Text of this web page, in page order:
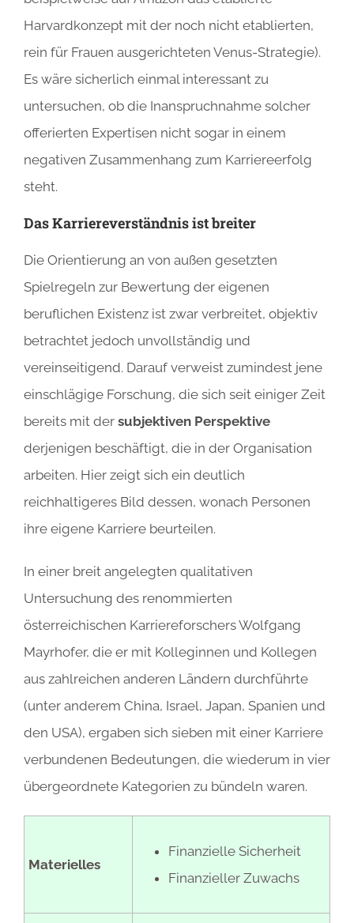
Harvardkonzept mit der noch nicht etablierten,
rein für Frauen ausgerichteten Venus-Strategie).
Es wäre sicherlich einmal interessant zu
untersuchen, ob die Inanspruchnahme solcher
offerierten Expertisen nicht sogar in einem
negativen Zusammenhang zum Karriereerfolg
steht.
Das Karriereverständnis ist breiter
Die Orientierung an von außen gesetzten
Spielregeln zur Bewertung der eigenen
beruflichen Existenz ist zwar verbreitet, objektiv
betrachtet jedoch unvollständig und
vereinseitigend. Darauf verweist zumindest jene
einschlägige Forschung, die sich seit einiger Zeit
bereits mit der subjektiven Perspektive
derjenigen beschäftigt, die in der Organisation
arbeiten. Hier zeigt sich ein deutlich
reichhaltigeres Bild dessen, wonach Personen
ihre eigene Karriere beurteilen.
In einer breit angelegten qualitativen
Untersuchung des renommierten
österreichischen Karriereforschers Wolfgang
Mayrhofer, die er mit Kolleginnen und Kollegen
aus zahlreichen anderen Ländern durchführte
(unter anderem China, Israel, Japan, Spanien und
den USA), ergaben sich sieben mit einer Karriere
verbundenen Bedeutungen, die wiederum in vier
übergeordnete Kategorien zu bündeln waren.
Materielles
Finanzielle Sicherheit
Finanzieller Zuwachs